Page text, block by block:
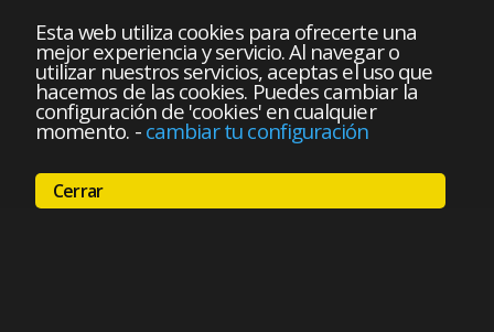
Esta web utiliza cookies para ofrecerte una
mejor experiencia y servicio. Al navegar o
utilizar nuestros servicios, aceptas el uso que
hacemos de las cookies. Puedes cambiar la
configuración de 'cookies' en cualquier
momento. - cambiar tu configuración
Cerrar